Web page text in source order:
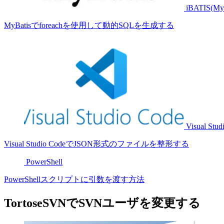
MyBatisでforeachを使用して動的SQLを生成する
Visual
Visual Studio CodeでJSON形式のファイルを整形する
PowerShell
PowerShellスクリプトに引数を渡す方法
TortoseSVNでSVNユーザを変更する